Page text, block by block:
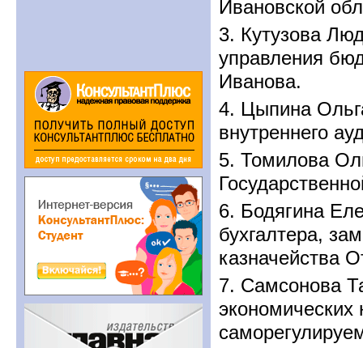
Ивановской
3. Кутузова
управления
Иванова.
4. Цыпина
внутреннего
5. Томилова
6. Бодягина
бухгалтера,
казначейства
7. Самсонова